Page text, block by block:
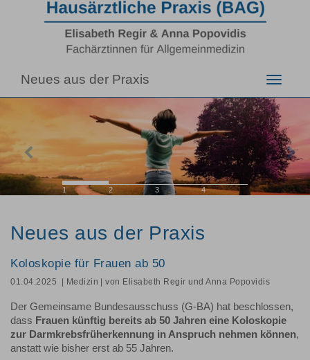
Neues aus der Praxis
Toggle
1 2 3 4
Neues aus der Praxis
Koloskopie für Frauen ab 50
01.04.2025 | Medizin | von Elisabeth Regir und Anna Popovidis
Der Gemeinsame Bundesausschuss (G-BA) hat beschlossen,
dass Frauen künftig bereits ab 50 Jahren eine Koloskopie
zur Darmkrebsfrüherkennung in Anspruch nehmen können,
anstatt wie bisher erst ab 55 Jahren.